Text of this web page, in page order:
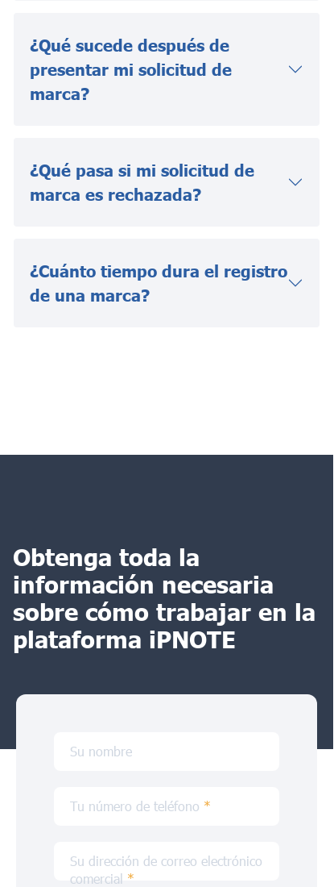
¿Qué sucede después de
presentar mi solicitud de
marca?
¿Qué pasa si mi solicitud de
marca es rechazada?
¿Cuánto tiempo dura el registro
de una marca?
Obtenga toda la
información necesaria
sobre cómo trabajar en la
plataforma iPNOTE
Su nombre
Tu número de teléfono *
Su dirección de correo electrónico
comercial *